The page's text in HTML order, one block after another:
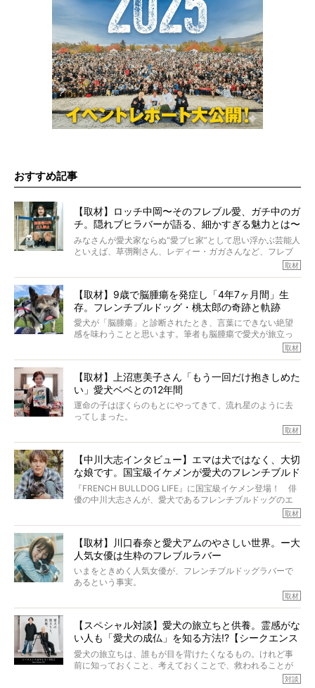
おすすめ記事
【取材】ロッチ中岡〜そのフレブル愛、ガチ中のガ
チ。隠れブヒラバーが語る、細かすぎる魅力とは〜
【前編】
みなさんが愛犬家ならぬ“愛ブヒ家”として思い浮かぶ芸能人
といえば、草彅剛さん、レディー・ガガさんなど、フレブ
ルを飼っている方が多いと思います。が、ロッチ中岡さん
んのインスタグラムを覗くと、たくさんのフレブルアカウ
ントがフォローされていて、わが『FRENCH BULLDOG
LIFE』モデルのnicoやトーラスも、その中の一頭。
そんな中岡さんに、フレブルの魅力を語っていただきまし
た。そのブヒ愛っぷりは、思ってた以上！ ガチ中のガチ
取材
【取材】9歳で脳腫瘍を発症し「4年7ヶ月間」生
存。フレンチブルドッグ・桃太郎の奇跡と軌跡
愛犬が「脳腫瘍」と診断されたとき、言葉にできない絶望
感を味わうことと思います。筆者も脳腫瘍で愛犬が旅立っ
たひとり。だからこそ、どれほど厄介で困難な病気かを理
ところが、フレンチブルドッグの桃太郎は9歳で脳腫瘍を発
症し、なんと4年7ヶ月間も生き抜いたのです。旅立ったと
きの年齢は13歳と11ヶ月、レジェンド級のレジェンドでし
た。さらには、治療後3年間は一度も発作が起きなかったと
いいます。
この事実はフレンチブルドッグだけでなく、脳腫瘍と闘う
太郎のオーナーである佐藤さんご夫婦に、治療の選択やケ
アについて詳しくお話しをうかがいました。
取材
【取材】上沼恵美子さん「もう一回だけ抱きしめた
い」愛犬ベベとの12年間
運命の子はぼくらのもとにやってきて、流れ星のように去
ってしまった。
り添いたいと思う。
その悲しみをいますぐ解消することはできないが、話をき
いて、泣いたり笑ったりするのもいいだろう。
こんな子だった、こんなにいい子だった、ほんとうに愛し
ていたと。
ぼくらは上沼恵美子さんのご自宅へ伺って、お話をきこう
と思った。
取材
【中川大志インタビュー】エマは犬ではなく、大切
な娘です。国宝級イケメンが愛犬のフレンチブルド
ッグと一緒に登場
『FRENCH BULLDOG LIFE』に国宝級イケメン登場！ 俳
優の中川大志さんが、愛犬であるフレンチブルドッグのエ
マちゃん（2歳の女の子）にメロメロとの情報を聞きつけ、
カエピソードが次から次へと飛び出しました。
取材
【取材】川口春奈と愛犬アムのやさしい世界。ー大
人気女優は生粋のフレブルラバー
いまをときめく人気女優が、フレンチブルドッグラバーで
あるという事実。
とりを目の当たりにするほどに、そのフレンチブルドッグ
愛がわたしたちのそれとまったく同じであることに、なん
だかうれしくなってしまったのでした。
春奈さんとアムちゃんのすてきな暮らしを、BUHI編集長の
小西がいつくしみながら、切り取らせていただきます。
取材
【スペシャル対談】愛犬の旅立ちと供養。霊感がな
い人も「愛犬の成仏」を知る方法!?【シークエンス
はやとも×PELI】
愛犬の旅立ちは、誰もが目を背けたくなるもの。けれど事
前に知っておくこと、考えておくことで、救われることが
対談